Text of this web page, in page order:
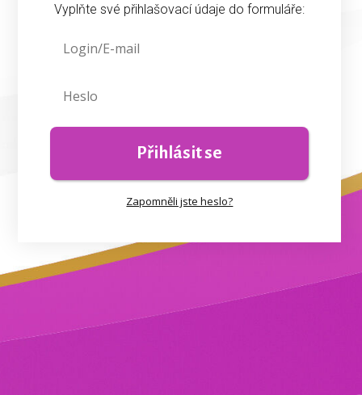
Vyplňte své přihlašovací údaje do formuláře:
Přihlásit se
Zapomněli jste heslo?